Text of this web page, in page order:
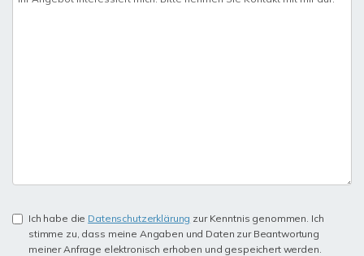
Ich habe die Datenschutzerklärung zur Kenntnis genommen. Ich
stimme zu, dass meine Angaben und Daten zur Beantwortung
meiner Anfrage elektronisch erhoben und gespeichert werden.